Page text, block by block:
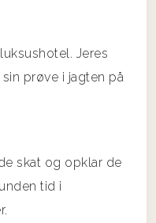
Jeres
prøve i jagten på
skat og opklar de
tid i